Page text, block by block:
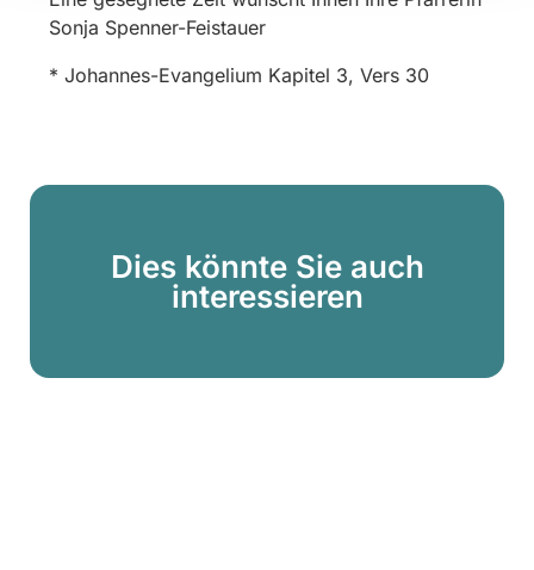
Sonja Spenner-Feistauer
* Johannes-Evangelium Kapitel 3, Vers 30
Dies könnte Sie auch
interessieren